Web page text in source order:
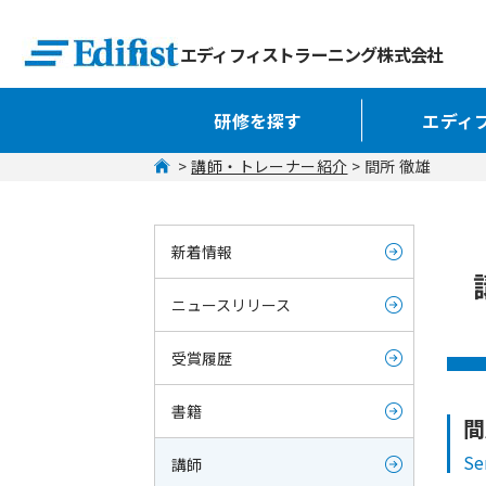
エディフィストラーニング株式会社
研修を探す エディ
> 講師・トレーナー紹介 > 間所 徹雄
新着情報
ニュースリリース
受賞履歴
書籍
講師